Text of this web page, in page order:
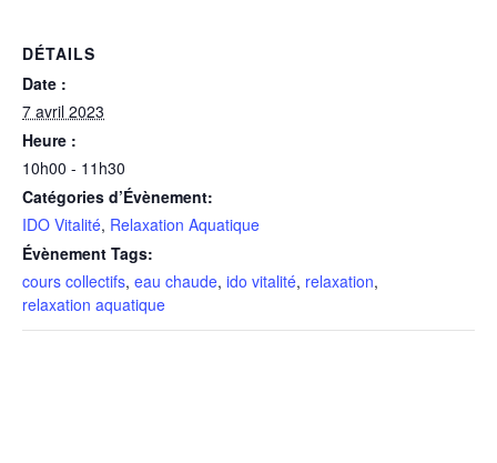
DÉTAILS
Date :
7 avril 2023
Heure :
10h00 - 11h30
Catégories d’Évènement:
IDO Vitalité, Relaxation Aquatique
Évènement Tags:
cours collectifs, eau chaude, ido vitalité, relaxation,
relaxation aquatique